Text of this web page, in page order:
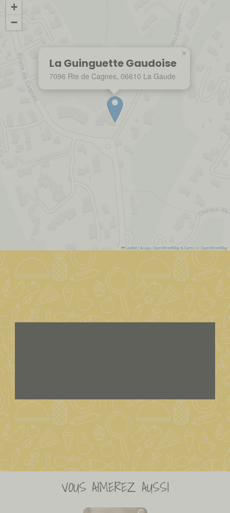
La Guinguette Gaudoise
7096 Rte de Cagnes, 06610 La Gaude
×
+
−
Leaflet &copy; OpenStreetMap & Carto | ©OpenStreetMap
VOUS AIMEREZ AUSSI